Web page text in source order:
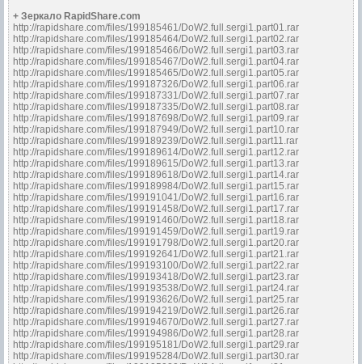
+ Зеркало RapidShare.com
http://rapidshare.com/files/199185461/DoW2.full.sergi1.part01.rar
http://rapidshare.com/files/199185464/DoW2.full.sergi1.part02.rar
http://rapidshare.com/files/199185466/DoW2.full.sergi1.part03.rar
http://rapidshare.com/files/199185467/DoW2.full.sergi1.part04.rar
http://rapidshare.com/files/199185465/DoW2.full.sergi1.part05.rar
http://rapidshare.com/files/199187326/DoW2.full.sergi1.part06.rar
http://rapidshare.com/files/199187331/DoW2.full.sergi1.part07.rar
http://rapidshare.com/files/199187335/DoW2.full.sergi1.part08.rar
http://rapidshare.com/files/199187698/DoW2.full.sergi1.part09.rar
http://rapidshare.com/files/199187949/DoW2.full.sergi1.part10.rar
http://rapidshare.com/files/199189239/DoW2.full.sergi1.part11.rar
http://rapidshare.com/files/199189614/DoW2.full.sergi1.part12.rar
http://rapidshare.com/files/199189615/DoW2.full.sergi1.part13.rar
http://rapidshare.com/files/199189618/DoW2.full.sergi1.part14.rar
http://rapidshare.com/files/199189984/DoW2.full.sergi1.part15.rar
http://rapidshare.com/files/199191041/DoW2.full.sergi1.part16.rar
http://rapidshare.com/files/199191458/DoW2.full.sergi1.part17.rar
http://rapidshare.com/files/199191460/DoW2.full.sergi1.part18.rar
http://rapidshare.com/files/199191459/DoW2.full.sergi1.part19.rar
http://rapidshare.com/files/199191798/DoW2.full.sergi1.part20.rar
http://rapidshare.com/files/199192641/DoW2.full.sergi1.part21.rar
http://rapidshare.com/files/199193100/DoW2.full.sergi1.part22.rar
http://rapidshare.com/files/199193418/DoW2.full.sergi1.part23.rar
http://rapidshare.com/files/199193538/DoW2.full.sergi1.part24.rar
http://rapidshare.com/files/199193626/DoW2.full.sergi1.part25.rar
http://rapidshare.com/files/199194219/DoW2.full.sergi1.part26.rar
http://rapidshare.com/files/199194670/DoW2.full.sergi1.part27.rar
http://rapidshare.com/files/199194986/DoW2.full.sergi1.part28.rar
http://rapidshare.com/files/199195181/DoW2.full.sergi1.part29.rar
http://rapidshare.com/files/199195284/DoW2.full.sergi1.part30.rar